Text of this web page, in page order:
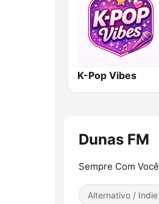
K-Pop Vibes
Dunas FM
Sempre Com Você
Alternativo / Indie